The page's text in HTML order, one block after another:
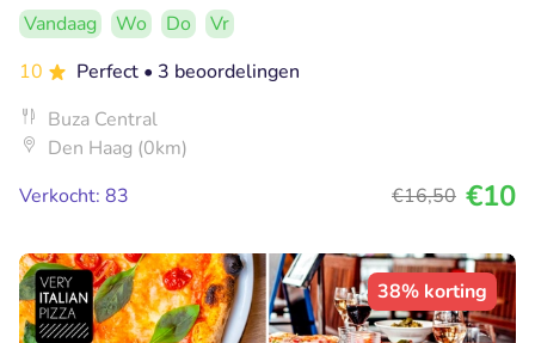
Vandaag Wo Do
Vr
10
Perfect • 3 beoordelingen
Buza Central
Den Haag (0km)
Verkocht: 83
€16,50 €10
38% korting